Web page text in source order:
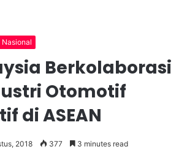
Nasional
Berkolaborasi
Otomotif
di ASEAN
2018 377 3 minutes read